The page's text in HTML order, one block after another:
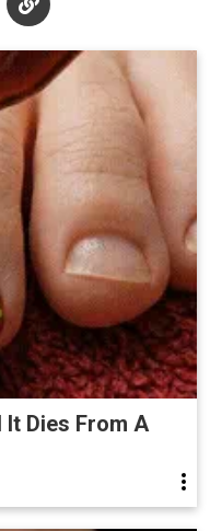
It Dies From A